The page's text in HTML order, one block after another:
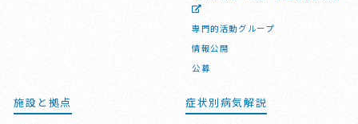
専門的活動グループ
情報公開
公募
施設と拠点 症状別病気解説